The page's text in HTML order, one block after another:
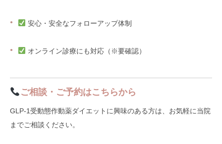
安心・安全なフォローアップ体制
オンライン診療にも対応（※要確認）
ご相談・ご予約はこちらから
GLP-1受動態作動薬ダイエットに興味のある方は、お気軽に当院
までご相談ください。